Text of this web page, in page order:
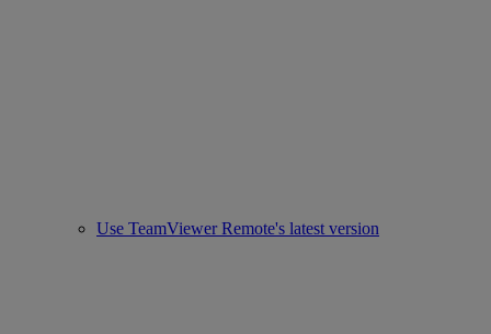
Use TeamViewer Remote's latest version